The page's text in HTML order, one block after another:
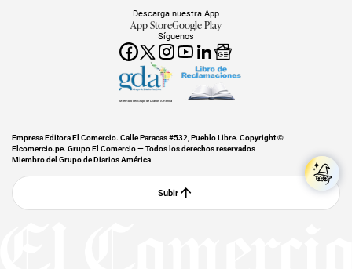
Síguenos
Descarga nuestra App
App StoreGoogle Play
Miembro del Grupo de Diarios América
Empresa Editora El Comercio. Calle Paracas #532, Pueblo Libre. Copyright ©
Elcomercio.pe. Grupo El Comercio — Todos los derechos reservados
Miembro del Grupo de Diarios América
Subir